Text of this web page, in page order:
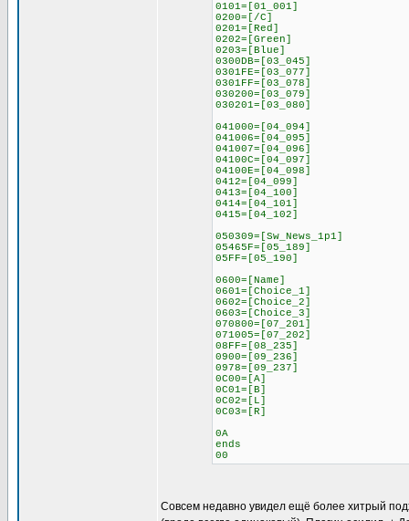
0101=[01_001]
0200=[/C]
0201=[Red]
0202=[Green]
0203=[Blue]
0300DB=[03_045]
0301FE=[03_077]
0301FF=[03_078]
030200=[03_079]
030201=[03_080]
041000=[04_094]
041006=[04_095]
041007=[04_096]
04100C=[04_097]
04100E=[04_098]
0412=[04_099]
0413=[04_100]
0414=[04_101]
0415=[04_102]
050309=[Sw_News_1p1]
05465F=[05_189]
05FF=[05_190]
0600=[Name]
0601=[Choice_1]
0602=[Choice_2]
0603=[Choice_3]
070800=[07_201]
071005=[07_202]
08FF=[08_235]
0900=[09_236]
0978=[09_237]
0C00=[A]
0C01=[B]
0C02=[L]
0C03=[R]
0A
ends
00
Совсем недавно увидел ещё более хитрый